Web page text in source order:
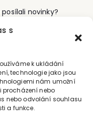
s
k ukládání
technologie jako jsou
nám umožní
procházení nebo
nebo odvolání souhlasu
a funkce.
novinky?